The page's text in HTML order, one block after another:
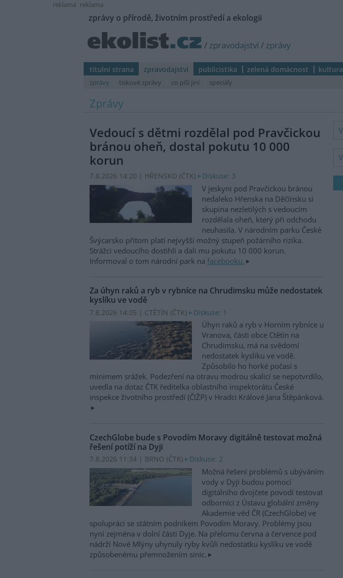
reklama reklama
zprávy o přírodě, životním prostředí a ekologii
/ zpravodajství/ zprávy
titulní strana zpravodajství publicistika zelená domácnost kultura
zprávy tiskové zprávy co píší jiní speciály
Zprávy
Vedoucí s dětmi rozdělal pod Pravčickou
bránou oheň, dostal pokutu 10 000
korun
7.8.2026 14:20 | HŘENSKO (ČTK) Diskuse: 3
V jeskyni pod Pravčickou bránou
nedaleko Hřenska na Děčínsku si
skupina nezletilých s vedoucím
rozdělala oheň, který při odchodu
neuhasila. V národním parku České
Švýcarsko přitom platí nejvyšší možný stupeň požárního rizika.
Strážci vedoucího dostihli a dali mu pokutu 10 000 korun.
Informoval o tom národní park na facebooku.
Za úhyn raků a ryb v rybníce na Chrudimsku může nedostatek
kyslíku ve vodě
7.8.2026 14:05 | CTĚTÍN (ČTK) Diskuse: 1
Úhyn raků a ryb v Horním rybníce u
Vranova, části obce Ctětín na
Chrudimsku, má na svědomí
nedostatek kyslíku ve vodě.
Způsobilo ho horké počasí s
minimem srážek. Podezření na otravu modrou skalicí se nepotvrdilo,
uvedla na dotaz ČTK ředitelka oblastního inspektorátu České
inspekce životního prostředí (ČIŽP) v Hradci Králové Jana Štěpánková.
CzechGlobe bude s Povodím Moravy digitálně testovat možná
řešení potíží na Dyji
7.8.2026 11:34 | BRNO (ČTK) Diskuse: 2
Možná řešení problémů s ubýváním
vody v Dyji budou pomocí
digitálního dvojčete povodí testovat
odborníci z Ústavu globální změny
Akademie věd ČR (CzechGlobe) ve
spolupráci se státním podnikem Povodím Moravy. Problémy jsou
nyní zejména v dolní části Dyje. Na přelomu června a července pod
nádrží Nové Mlýny uhynuly ryby kvůli nedostatku kyslíku ve vodě
způsobenému přemnožením sinic.